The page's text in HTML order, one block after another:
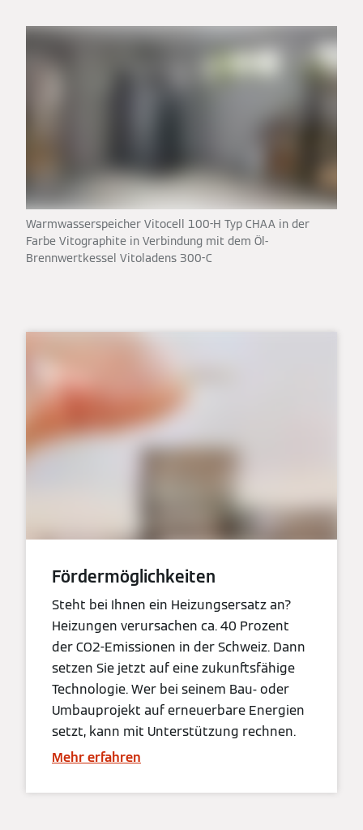
Warmwasserspeicher Vitocell 100-H Typ CHAA in der
Farbe Vitographite in Verbindung mit dem Öl-
Brennwertkessel Vitoladens 300-C
Fördermöglichkeiten
Steht bei Ihnen ein Heizungsersatz an?
Heizungen verursachen ca. 40 Prozent
der CO2-Emissionen in der Schweiz. Dann
setzen Sie jetzt auf eine zukunftsfähige
Technologie. Wer bei seinem Bau- oder
Umbauprojekt auf erneuerbare Energien
setzt, kann mit Unterstützung rechnen.
Mehr erfahren